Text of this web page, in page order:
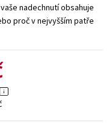
nadechnutí obsahuje
proč v nejvyšším patře